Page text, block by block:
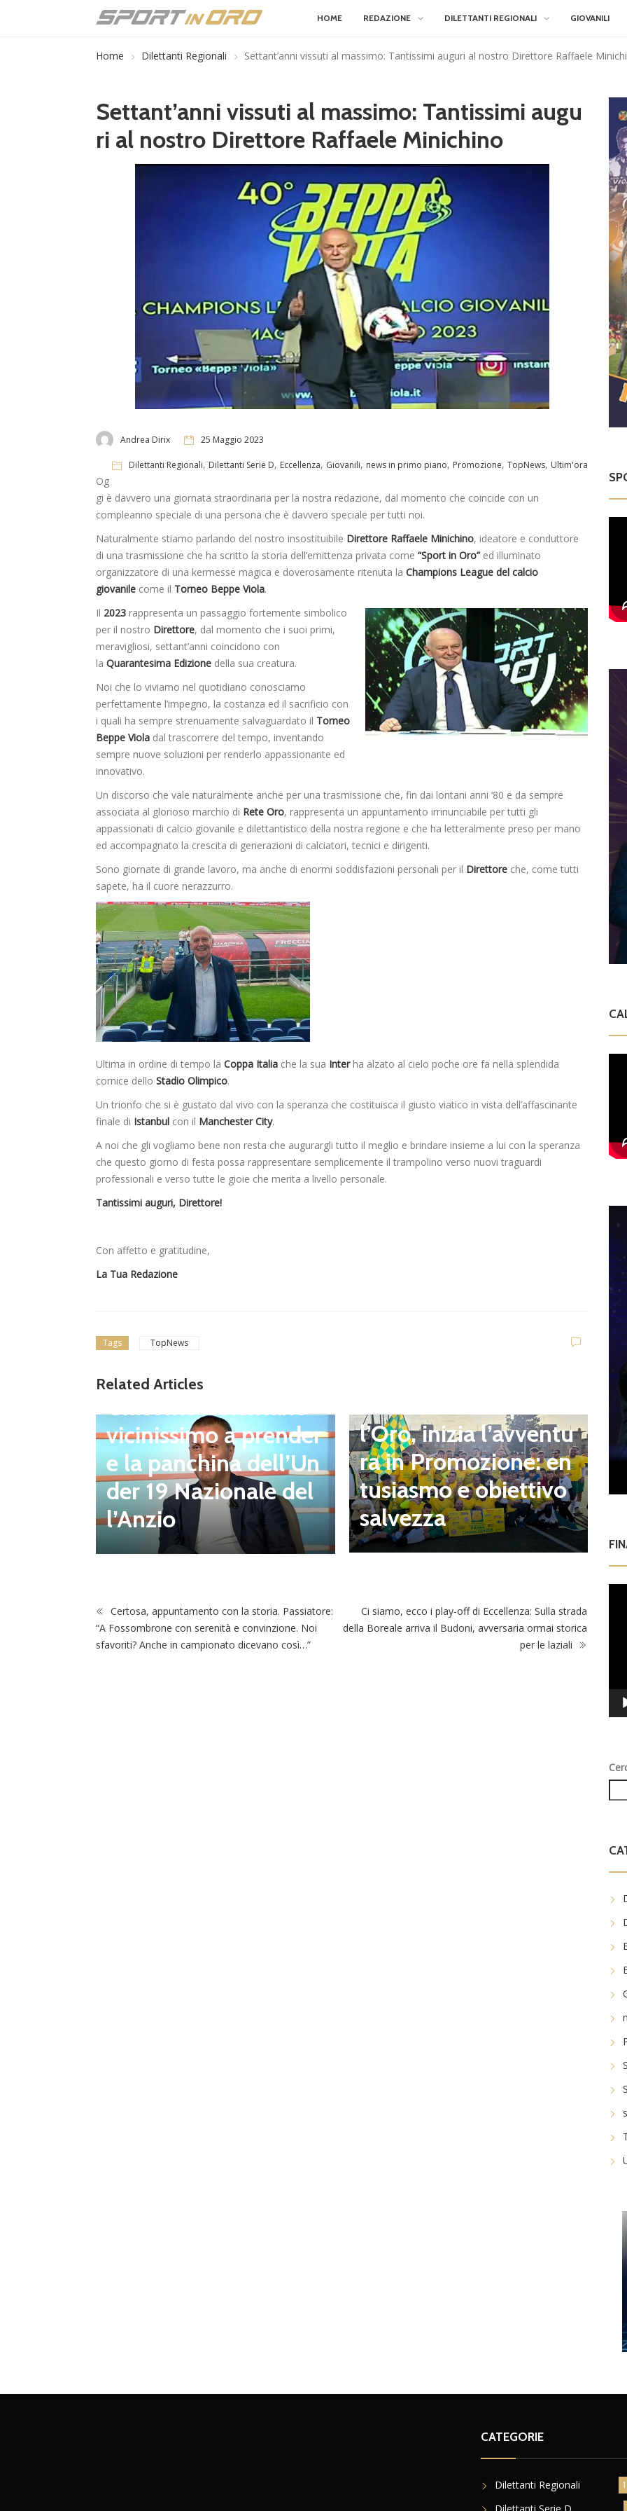
HOME REDAZIONE DILETTANTI REGIONALI GIOVANILI
Home Dilettanti Regionali Settant’anni vissuti al massimo: Tantissimi auguri al nostro Direttore Raffaele
Settant’anni vissuti al massimo: Tantissimi augu
ri al nostro Direttore Raffaele Minichino
Andrea Dirix 25 Maggio 2023
Dilettanti Regionali, Dilettanti Serie D, Eccellenza, Giovanili, news in primo piano, Promozione,TopNews, Ultim'ora
Og
gi è davvero una giornata straordinaria per la nostra redazione, dal momento che coincide con un
compleanno speciale di una persona che è davvero speciale per tutti noi.
Naturalmente stiamo parlando del nostro insostituibile Direttore Raffaele Minichino, ideatore e conduttore
di una trasmissione che ha scritto la storia dell’emittenza privata come “Sport in Oro” ed illuminato
organizzatore di una kermesse magica e doverosamente ritenuta la Champions League del calcio
giovanile come il Torneo Beppe Viola.
Il 2023 rappresenta un passaggio fortemente simbolico
per il nostro Direttore, dal momento che i suoi primi,
meravigliosi, settant’anni coincidono con
la Quarantesima Edizione della sua creatura.
Noi che lo viviamo nel quotidiano conosciamo
perfettamente l’impegno, la costanza ed il sacrificio con
i quali ha sempre strenuamente salvaguardato il Torneo
Beppe Viola dal trascorrere del tempo, inventando
sempre nuove soluzioni per renderlo appassionante ed
innovativo.
Un discorso che vale naturalmente anche per una trasmissione che, fin dai lontani anni ’80 e da sempre
associata al glorioso marchio di Rete Oro, rappresenta un appuntamento irrinunciabile per tutti gli
appassionati di calcio giovanile e dilettantistico della nostra regione e che ha letteralmente preso per mano
ed accompagnato la crescita di generazioni di calciatori, tecnici e dirigenti.
Sono giornate di grande lavoro, ma anche di enormi soddisfazioni personali per il Direttore che, come tutti
sapete, ha il cuore nerazzurro.
Ultima in ordine di tempo la Coppa Italia che la sua Interha alzato al cielo poche ore fa nella splendida
cornice dello Stadio Olimpico.
Un trionfo che si è gustato dal vivo con la speranza che costituisca il giusto viatico in vista dell’affascinante
finale di Istanbul con il Manchester City.
A noi che gli vogliamo bene non resta che augurargli tutto il meglio e brindare insieme a lui con la speranza
che questo giorno di festa possa rappresentare semplicemente il trampolino verso nuovi traguardi
professionali e verso tutte le gioie che merita a livello personale.
Tantissimi auguri, Direttore!
Con affetto e gratitudine,
La Tua Redazione
Tags TopNews
Related Articles
Ultim'ora
Giacomo Celentano
vicinissimo a prender
e la panchina dell’Un
der 19 Nazionale del
l’Anzio
l’Oro, inizia l’avventu
ra in Promozione: en
tusiasmo e obiettivo
salvezza
Certosa, appuntamento con la storia. Passiatore:
“A Fossombrone con serenità e convinzione. Noi
sfavoriti? Anche in campionato dicevano così…”
Ci siamo, ecco i play-off di Eccellenza: Sulla strada
della Boreale arriva il Budoni, avversaria ormai storica
per le laziali
CATEGORIE
Dilettanti Regionali